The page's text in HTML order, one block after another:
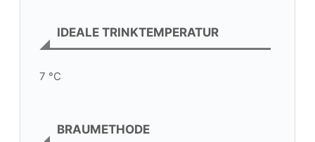
IDEALE TRINKTEMPERATUR
7 °C
BRAUMETHODE